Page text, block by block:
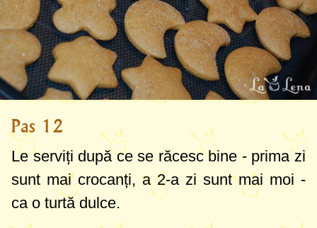
Pas 12
Le serviți după ce se răcesc bine - prima zi
sunt mai crocanți, a 2-a zi sunt mai moi -
ca o turtă dulce.